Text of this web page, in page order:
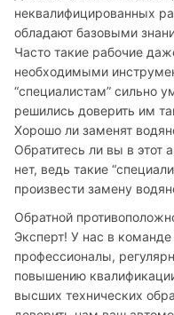
неквалифицированных
обладают базовыми
Часто такие рабочие
необходимыми
“специалистам” сильно
решились доверить им
Хорошо ли заменят
Обратитесь ли вы в этот
нет, ведь такие
произвести замену
Обратной
Эксперт! У нас в
профессионалы,
повышению
высших технических